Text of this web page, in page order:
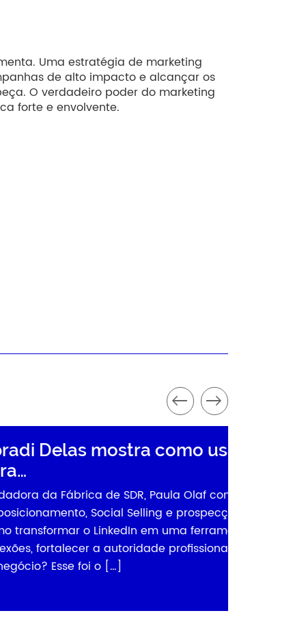
Uma estratégia de marketing
de alto impacto e alcançar os
O verdadeiro poder do marketing
forte e envolvente.
usar o LinkedIn
compartilhou estratégias
B2B na plataforma
para criar
e gerar oportunidades